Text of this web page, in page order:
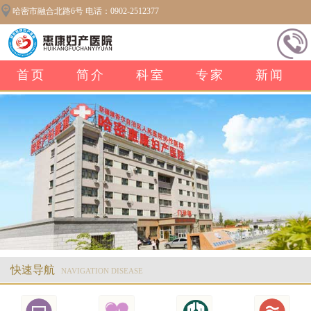
哈密市融合北路6号 电话：0902-2512377
首页 简介 科室 专家 新闻
快速导航 NAVIGATION DISEASE